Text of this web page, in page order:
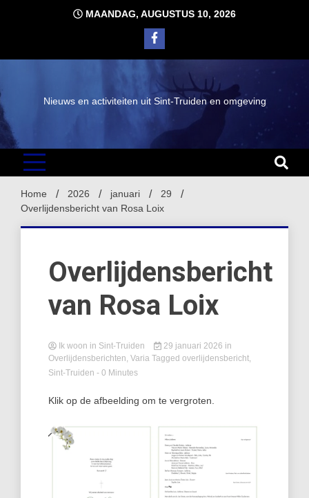
MAANDAG, AUGUSTUS 10, 2026
Nieuws en activiteiten uit Sint-Truiden en omgeving
Home 2026 januari
29
Overlijdensbericht van Rosa Loix
Overlijdensbericht
van Rosa Loix
Ik woon in Sint-Truiden 29 januari 2026 in
Overlijdensberichten, Varia Tagged overlijdensbericht,
Sint-Truiden - 0 Minutes
Klik op de afbeelding om te vergroten.